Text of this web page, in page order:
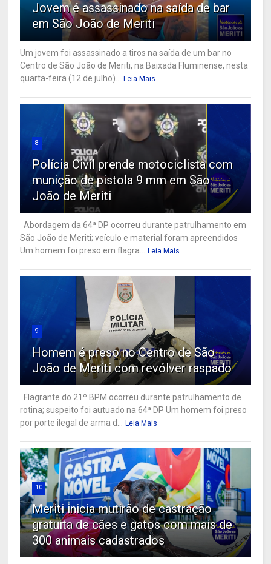
Jovem é assassinado na saída de bar
em São João de Meriti
Um jovem foi assassinado a tiros na saída de um bar no
Centro de São João de Meriti, na Baixada Fluminense, nesta
quarta-feira (12 de julho)... Leia Mais
8
Polícia Civil prende motociclista com
munição de pistola 9 mm em São
João de Meriti
Abordagem da 64ª DP ocorreu durante patrulhamento em
São João de Meriti; veículo e material foram apreendidos
Um homem foi preso em flagra... Leia Mais
9
Homem é preso no Centro de São
João de Meriti com revólver raspado
Flagrante do 21º BPM ocorreu durante patrulhamento de
rotina; suspeito foi autuado na 64ª DP Um homem foi preso
por porte ilegal de arma d... Leia Mais
10
Meriti inicia mutirão de castração
gratuita de cães e gatos com mais de
300 animais cadastrados